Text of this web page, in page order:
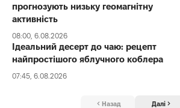
прогнозують низьку геомагнітну
активність
08:00, 6.08.2026
Ідеальний десерт до чаю: рецепт
найпростішого яблучного коблера
07:45, 6.08.2026
Назад Далі